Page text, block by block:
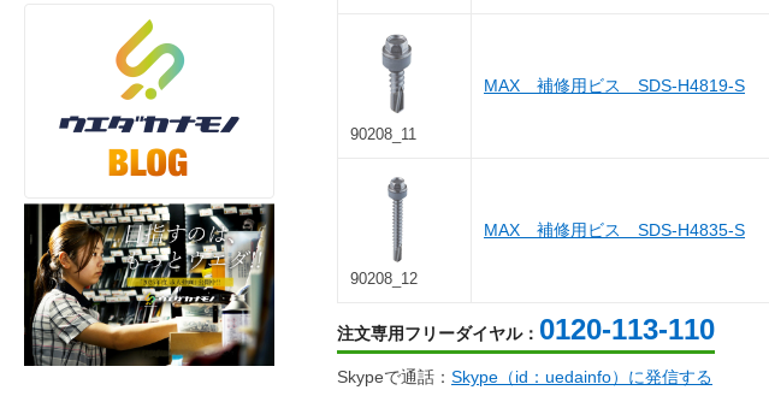
90208_11
MAX 補修用ビス SDS-H4819-S
90208_12
MAX 補修用ビス SDS-H4835-S
注文専用フリーダイヤル： 0120-113-110
Skypeで通話： Skype（id：uedainfo）に発信する